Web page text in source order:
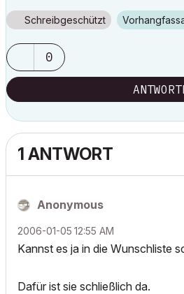
Schreibgeschützt
0
1 ANTWORT
Anonymous
‎2006-01-05 12:55 AM
Kannst es ja in die Wunschliste
Dafür ist sie schließlich da.